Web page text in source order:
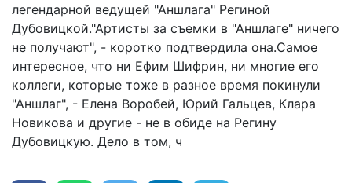
легендарной ведущей "Аншлага" Региной
Дубовицкой."Артисты за съемки в "Аншлаге" ничего
не получают", - коротко подтвердила она.Самое
интересное, что ни Ефим Шифрин, ни многие его
коллеги, которые тоже в разное время покинули
"Аншлаг", - Елена Воробей, Юрий Гальцев, Клара
Новикова и другие - не в обиде на Регину
Дубовицкую. Дело в том, ч